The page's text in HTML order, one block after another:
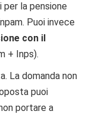
la pensione
Puoi invece
con il
+ Inps).
La domanda non
puoi
portare a